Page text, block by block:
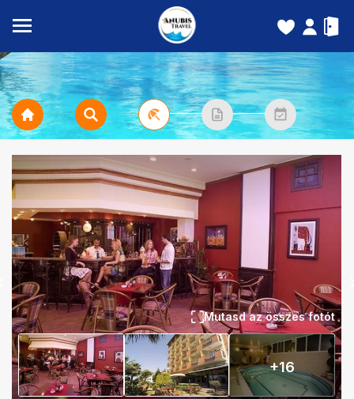
Mutasd az összes fotót
+16